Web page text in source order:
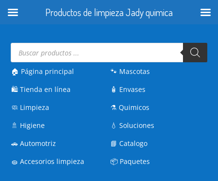
Búsqueda
productos
🏠 Página principal
🛍️Tienda en línea
🧼 Limpieza
🚿 Higiene
🚗Automotriz
🧽Accesorios limpieza
🐾 Mascotas
🧴 Envases
⚗️Quimicos
💧Soluciones
📘Catalogo
📦 Paquetes
Productos de limpieza Jady quimica